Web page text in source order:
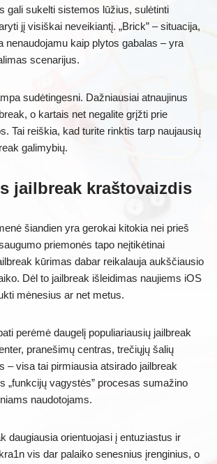
gali sukelti sistemos lūžius, sulėtinti
jį visiškai neveikiantį. „Brick” – situacija,
nenaudojamu kaip plytos gabalas – yra
scenarijus.
sudėtingesni. Dažniausiai atnaujinus
o kartais net negalite grįžti prie
Tai reiškia, kad turite rinktis tarp naujausių
galimybių.
jailbreak kraštovaizdis
šiandien yra gerokai kitokia nei prieš
priemonės tapo neįtikėtinai
kūrimas dabar reikalauja aukščiausio
Dėl to jailbreak išleidimas naujiems iOS
mėnesius ar net metus.
perėmė daugelį populiariausių jailbreak
pranešimų centras, trečiųjų šalių
– visa tai pirmiausia atsirado jailbreak
„funkcijų vagystės” procesas sumažino
naudotojams.
daugiausia orientuojasi į entuziastus ir
vis dar palaiko senesnius įrenginius, o